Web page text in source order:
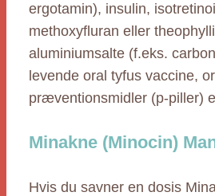
ergotamin), insulin,
methoxyfluran eller
aluminiumsalte (f.eks.
levende oral tyfus vaccine,
præventionsmidler (p-piller)
Minakne (Minocin)
Hvis du savner en dosis